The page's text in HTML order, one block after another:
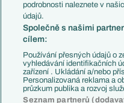
Arsenal FC
Chelsea FC
Manchester United
AC Milán
Juventus FC
Bayern Mnichov
FC Barcelona
Real Madrid
podrobnosti naleznete v
údajů.
Společně s našimi
cílem:
Používání přesných údajů o
vyhledávání identifikačních
zařízení . Ukládání a/nebo
Personalizovaná reklama a
průzkum publika a rozvoj
Seznam partnerů